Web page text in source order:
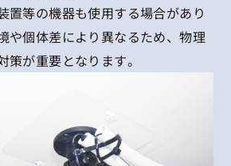
等の機器も使用する場合があり
や個体差により異なるため、物理
策が重要となります。